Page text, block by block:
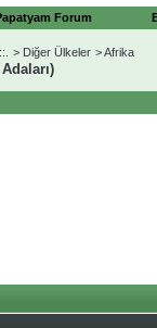
Forum
> Diğer Ülkeler >Afrika